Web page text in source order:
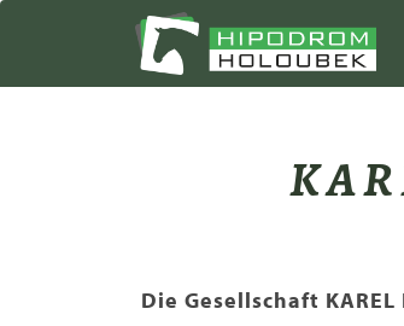
Die Gesellschaft KAREL